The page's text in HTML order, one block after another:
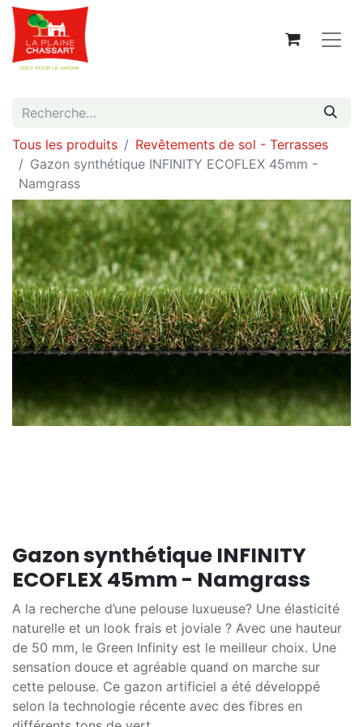
Tous les produits
Revêtements de sol - Terrasses
Gazon synthétique INFINITY ECOFLEX 45mm -
Namgrass
Gazon synthétique INFINITY
ECOFLEX 45mm - Namgrass
A la recherche d’une pelouse luxueuse? Une élasticité
naturelle et un look frais et joviale ? Avec une hauteur
de 50 mm, le Green Infinity est le meilleur choix. Une
sensation douce et agréable quand on marche sur
cette pelouse. Ce gazon artificiel a été développé
selon la technologie récente avec des fibres en